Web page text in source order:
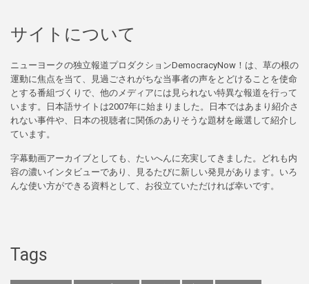
サイトについて
ニューヨークの独立報道プロダクションDemocracyNow！は、草の根の
運動に焦点を当て、見過ごされがちな当事者の声をとどけることを使命
とする番組づくりで、他のメディアには見られない特異な報道を行って
います。日本語サイトは2007年に始まりました。日本ではあまり紹介さ
れない事件や、日本の視聴者に関係のありそうな題材を厳選して紹介し
ています。
字幕動画アーカイブとしても、たいへんに充実してきました。どれも内
容の濃いインタビューであり、見るたびに新しい発見があります。いろ
んな使い方ができる資料として、お役立ていただければ幸いです。
Tags